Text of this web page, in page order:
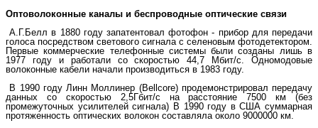
Оптоволоконные каналы и беспроводные оптические связи
А.Г.Белл в 1880 году запатентовал фотофон - прибор для передачи
голоса посредством светового сигнала с селеновым фотодетектором.
Первые коммерческие телефонные системы были созданы лишь в
1977 году и работали со скоростью 44,7 Мбит/с. Одномодовые
волоконные кабели начали производиться в 1983 году.
В 1990 году Линн Моллинер (Bellcore) продемонстрировал передачу
данных со скоростью 2,5Гбит/c на расстояние 7500 км (без
промежуточных усилителей сигнала) В 1990 году в США суммарная
протяженность оптических волокон составляла около 9000000 км.